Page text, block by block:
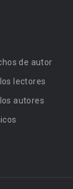
de autor
lectores
autores